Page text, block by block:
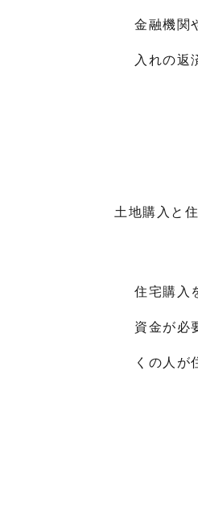
金融機関
入れの返
土地購入と
住宅購入
資金が必
くの人が